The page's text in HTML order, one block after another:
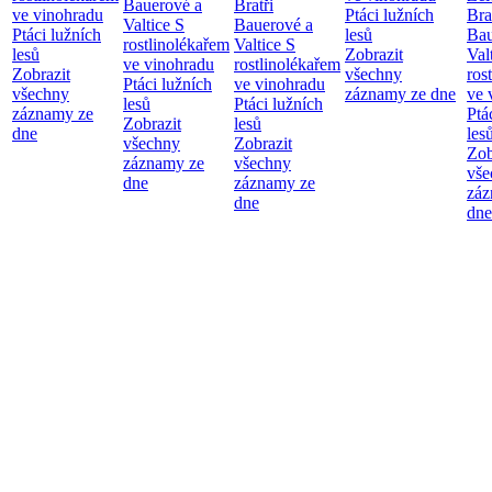
ve vinohradu
Ptáci lužních
lesů
Zobrazit
všechny
záznamy ze
dne
Bauerové a
Valtice S
rostlinolékařem
ve vinohradu
Ptáci lužních
lesů
Zobrazit
všechny
záznamy ze
dne
Bratři
Bauerové a
Valtice S
rostlinolékařem
ve vinohradu
Ptáci lužních
lesů
Zobrazit
všechny
záznamy ze
dne
Ptáci lužních
lesů
Zobrazit
všechny
záznamy ze dne ve
dne